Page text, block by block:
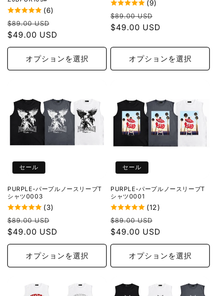
(6)
通
常
価
$89.00 USD
ー
ル
価
格
$49.00 USD
オプションを選択
(9)
通
常
格
$89.00 USD
ー
格
$49.00 USD
オプションを選択
セール
PURPLE-パープルノースリーブT
シャツ0003
(3)
通
常
価
$89.00 USD
ー
ル
価
格
$49.00 USD
オプションを選択
セール
PURPLE-パープルノースリーブT
シャツ0001
(12)
通
常
価
$89.00 USD
ー
ル
価
格
$49.00 USD
オプションを選択